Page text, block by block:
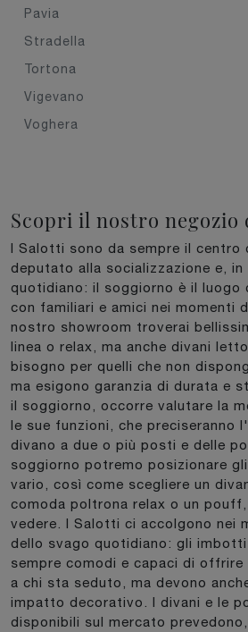
Pavia
Stradella
Tortona
Vigevano
Voghera
Scopri il nostro negozio
I Salotti sono da sempre il centro
deputato alla socializzazione e,
quotidiano: il soggiorno è il luogo
con familiari e amici nei momenti
nostro showroom troverai
linea o relax, ma anche divani
bisogno per quelli che non
ma esigono garanzia di durata e
il soggiorno, occorre valutare la
le sue funzioni, che preciseranno
divano a due o più posti e delle
soggiorno potremo posizionare
vario, così come scegliere un
comoda poltrona relax o un
vedere. I Salotti ci accolgono nei
dello svago quotidiano: gli
sempre comodi e capaci di
a chi sta seduto, ma devono
impatto decorativo. I divani e le
disponibili sul mercato